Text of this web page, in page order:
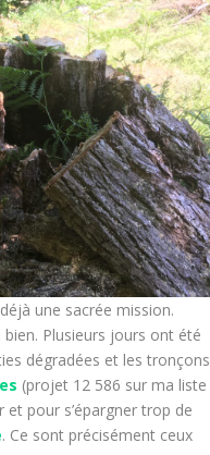
une sacrée mission.
bien. Plusieurs jours ont été
dégradées et les tronçons
(projet 12 586 sur ma liste
pour s’épargner trop de
. Ce sont précisément ceux